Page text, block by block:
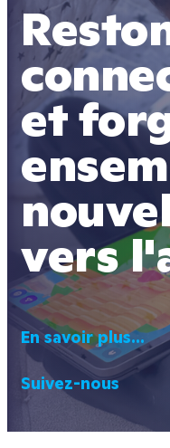
et
vers
En savoir plus...
Suivez-nous